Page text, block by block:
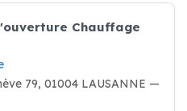
Chauffage
79, 01004 LAUSANNE —